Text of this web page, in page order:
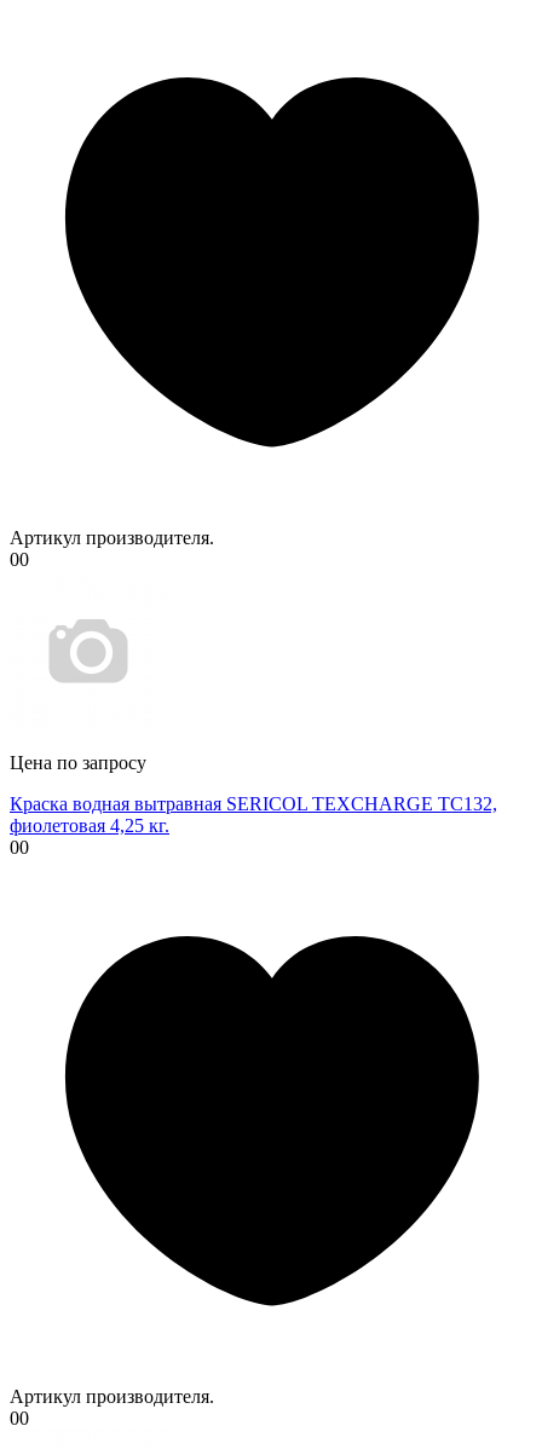
Артикул производителя.
00
Цена по запросу
Краска водная вытравная SERICOL TEXCHARGE TC132,
фиолетовая 4,25 кг.
00
Артикул производителя.
00